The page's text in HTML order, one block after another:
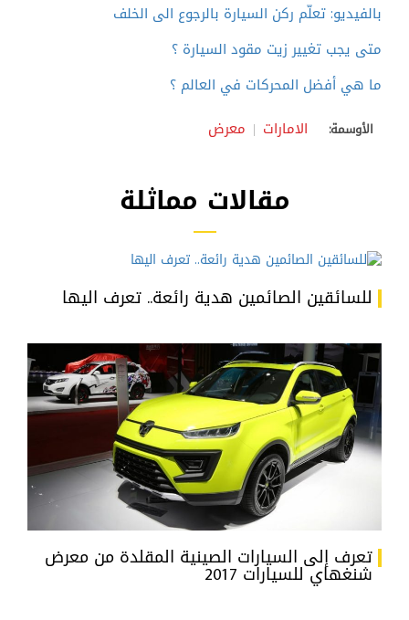
بالفيديو: تعلّم ركن السيارة بالرجوع الى الخلف
متى يجب تغيير زيت مقود السيارة ؟
ما هي أفضل المحركات في العالم ؟
الأوسمة: الامارات معرض
مقالات مماثلة
للسائقين الصائمين هدية رائعة.. تعرف اليها
تعرف إلى السيارات الصينية المقلدة من معرض
شنغهاي للسيارات 2017